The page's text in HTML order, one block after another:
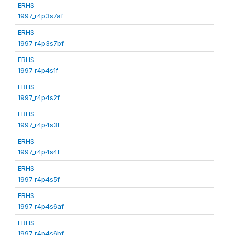
ERHS
1997_r4p3s7af
ERHS
1997_r4p3s7bf
ERHS
1997_r4p4s1f
ERHS
1997_r4p4s2f
ERHS
1997_r4p4s3f
ERHS
1997_r4p4s4f
ERHS
1997_r4p4s5f
ERHS
1997_r4p4s6af
ERHS
1997_r4p4s6bf